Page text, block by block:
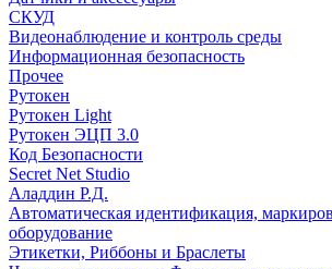
СКУД
Видеонаблюдение и контроль среды
Информационная безопасность
Прочее
Рутокен
Рутокен Light
Рутокен ЭЦП 3.0
Код Безопасности
Secret Net Studio
Аладдин Р.Д.
Автоматическая идентификация,
оборудование
Этикетки, Риббоны и Браслеты